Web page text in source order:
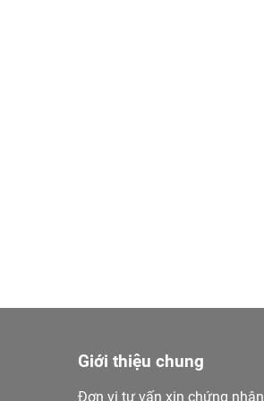
Giới thiệu chung
Đơn vị tư vấn xin chứng nhận